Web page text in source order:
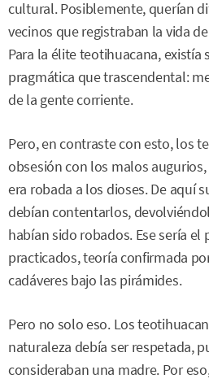
cultural. Posiblemente, querían
vecinos que registraban la vida
Para la élite teotihuacana, existía
pragmática que trascendental:
de la gente corriente.
Pero, en contraste con esto, los
obsesión con los malos
era robada a los dioses. De aquí
debían contentarlos,
habían sido robados. Ese sería el
practicados, teoría confirmada
cadáveres bajo las pirámides.
Pero no solo eso. Los
naturaleza debía ser respetada,
consideraban una madre. Por